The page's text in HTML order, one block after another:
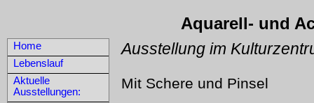
Aquarell- und
Home
Lebenslauf
Aktuelle
Ausstellungen:
Ausstellung im
Mit Schere und Pinsel